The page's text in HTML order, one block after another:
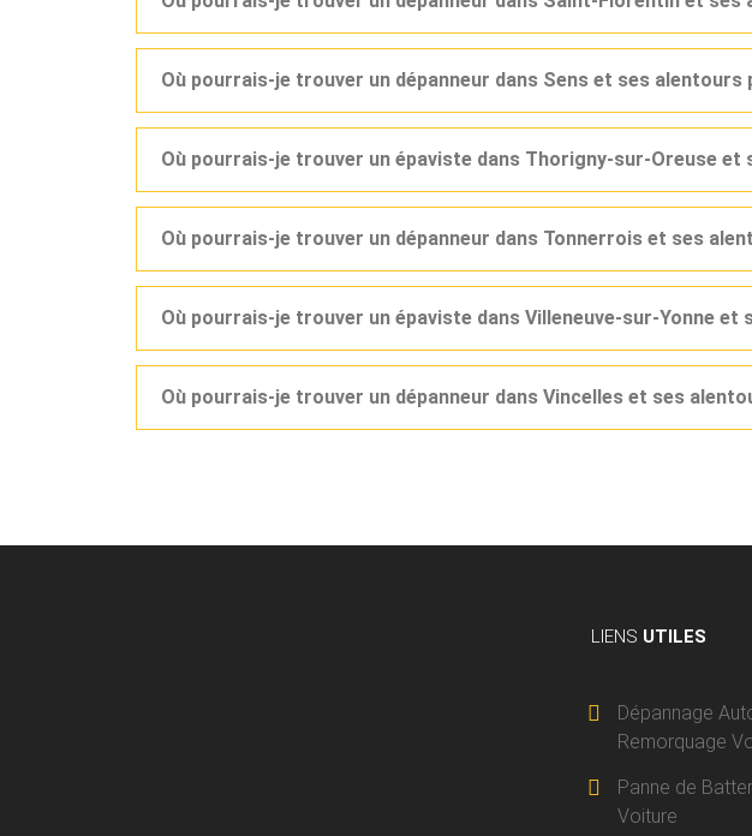
Où pourrais-je trouver un dépanneur dans Sens et ses alentours
Où pourrais-je trouver un épaviste dans Thorigny-sur-Oreuse et
Où pourrais-je trouver un dépanneur dans Tonnerrois et ses
Où pourrais-je trouver un épaviste dans Villeneuve-sur-Yonne et
Où pourrais-je trouver un dépanneur dans Vincelles et ses
LIENS UTILES
Dépannage
Remorquage
Panne de
Voiture